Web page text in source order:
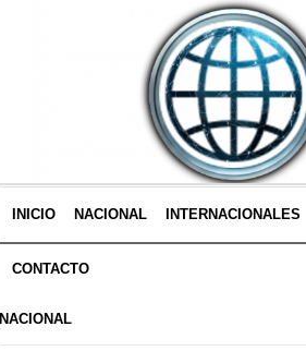
INICIO NACIONAL INTERNACIONALES
CONTACTO
NACIONAL